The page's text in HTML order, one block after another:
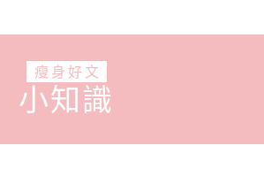
瘦身好文
小知識